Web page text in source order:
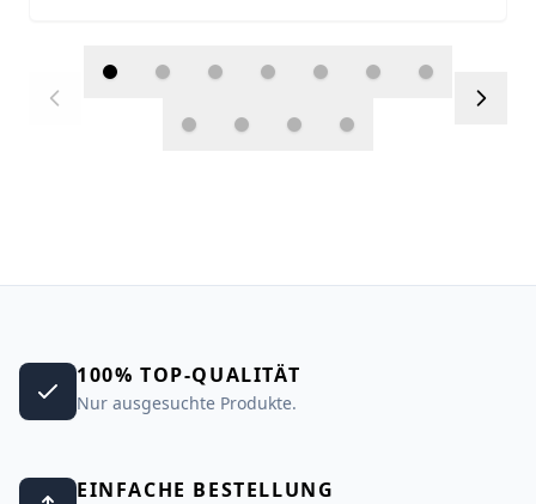
100% TOP-QUALITÄT
Nur ausgesuchte Produkte.
EINFACHE BESTELLUNG